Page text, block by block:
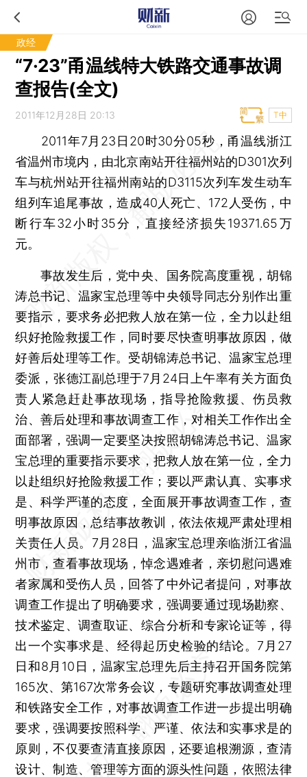
政经
“7·23”甬温线特大铁路交通事故调
查报告(全文)
2011年12月28日 20:13 T中
2011年7月23日20时30分05秒，甬温线浙江
省温州市境内，由北京南站开往福州站的D301次列
车与杭州站开往福州南站的D3115次列车发生动车
组列车追尾事故，造成40人死亡、172人受伤，中
断行车32小时35分，直接经济损失19371.65万
元。
事故发生后，党中央、国务院高度重视，胡锦
涛总书记、温家宝总理等中央领导同志分别作出重
要指示，要求务必把救人放在第一位，全力以赴组
织好抢险救援工作，同时要尽快查明事故原因，做
好善后处理等工作。受胡锦涛总书记、温家宝总理
委派，张德江副总理于7月24日上午率有关方面负
责人紧急赶赴事故现场，指导抢险救援、伤员救
治、善后处理和事故调查工作，对相关工作作出全
面部署，强调一定要坚决按照胡锦涛总书记、温家
宝总理的重要指示要求，把救人放在第一位，全力
以赴组织好抢险救援工作；要以严肃认真、实事求
是、科学严谨的态度，全面展开事故调查工作，查
明事故原因，总结事故教训，依法依规严肃处理相
关责任人员。7月28日，温家宝总理亲临浙江省温
州市，查看事故现场，悼念遇难者，亲切慰问遇难
者家属和受伤人员，回答了中外记者提问，对事故
调查工作提出了明确要求，强调要通过现场勘察、
技术鉴定、调查取证、综合分析和专家论证等，得
出一个实事求是、经得起历史检验的结论。7月27
日和8月10日，温家宝总理先后主持召开国务院第
165次、第167次常务会议，专题研究事故调查处理
和铁路安全工作，对事故调查工作进一步提出明确
要求，强调要按照科学、严谨、依法和实事求是的
原则，不仅要查清直接原因，还要追根溯源，查清
设计、制造、管理等方面的源头性问题，依照法律